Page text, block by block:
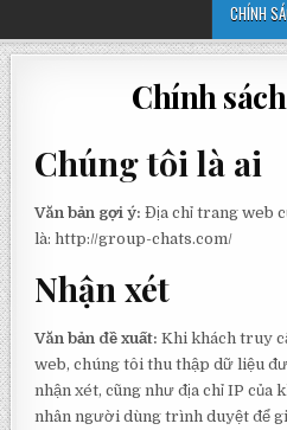
CHÍNH
Chính
Chúng tôi là ai
Văn bản gợi ý:Địa chỉ trang web
là: http://group-chats.com/
Nhận xét
Văn bản đề xuất:Khi khách truy
web, chúng tôi thu thập dữ liệu
nhận xét, cũng như địa chỉ IP của
nhân người dùng trình duyệt để